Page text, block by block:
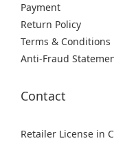
Payment
Return Policy
Terms & Conditions
Anti-Fraud
Contact
Retailer License in